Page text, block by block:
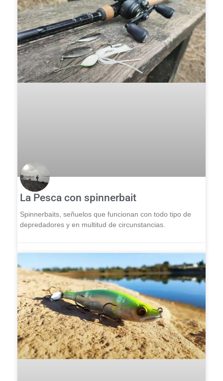
La Pesca con spinnerbait
Spinnerbaits, señuelos que funcionan con todo tipo de
depredadores y en multitud de circunstancias.